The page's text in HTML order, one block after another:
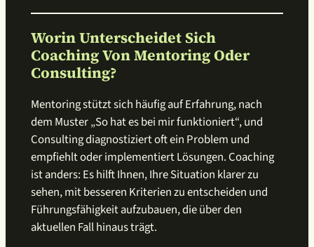
Worin Unterscheidet Sich
Coaching Von Mentoring Oder
Consulting?
Mentoring stützt sich häufig auf Erfahrung, nach
dem Muster „So hat es bei mir funktioniert“, und
Consulting diagnostiziert oft ein Problem und
empfiehlt oder implementiert Lösungen. Coaching
ist anders: Es hilft Ihnen, Ihre Situation klarer zu
sehen, mit besseren Kriterien zu entscheiden und
Führungsfähigkeit aufzubauen, die über den
aktuellen Fall hinaus trägt.